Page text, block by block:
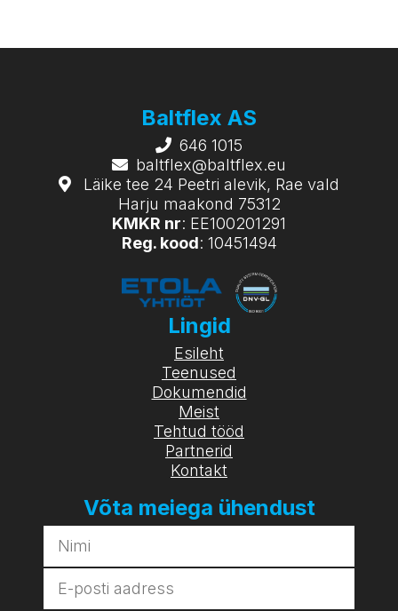
Baltflex AS
646 1015
baltflex@baltflex.eu
Läike tee 24 Peetri alevik, Rae vald
Harju maakond 75312
KMKR nr: EE100201291
Reg. kood: 10451494
Lingid
Esileht
Teenused
Dokumendid
Meist
Tehtud tööd
Partnerid
Kontakt
Võta meiega ühendust